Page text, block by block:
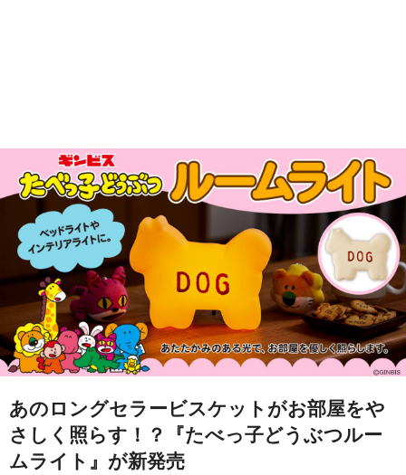
あのロングセラービスケットがお部屋をや
さしく照らす！？『たべっ子どうぶつルー
ムライト』が新発売